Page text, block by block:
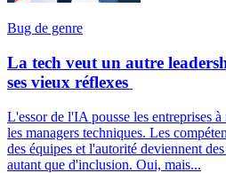
Bug de genre
La tech veut un autre
ses vieux réflexes
L'essor de l'IA pousse les entreprises
les managers techniques. Les
des équipes et l'autorité deviennent
autant que d'inclusion. Oui, mais...